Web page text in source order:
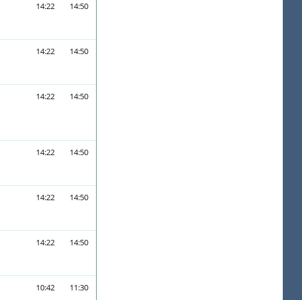
14:22 14:50
14:22 14:50
14:22 14:50
14:22 14:50
14:22 14:50
14:22 14:50
10:42 11:30